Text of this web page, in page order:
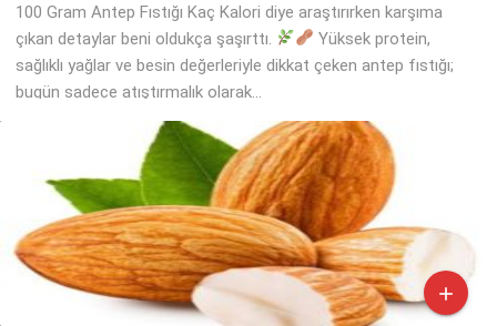
100 Gram Antep Fıstığı Kaç Kalori diye araştırırken karşıma
çıkan detaylar beni oldukça şaşırttı.
Yüksek protein,
sağlıklı yağlar ve besin değerleriyle dikkat çeken antep fıstığı;
bugün sadece atıştırmalık olarak...
